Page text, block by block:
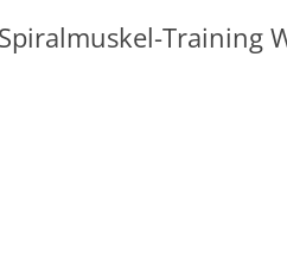
Spiralmuskel-Training